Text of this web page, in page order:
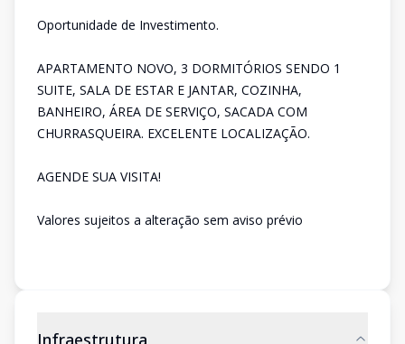
Oportunidade de Investimento.
APARTAMENTO NOVO, 3 DORMITÓRIOS SENDO 1
SUITE, SALA DE ESTAR E JANTAR, COZINHA,
BANHEIRO, ÁREA DE SERVIÇO, SACADA COM
CHURRASQUEIRA. EXCELENTE LOCALIZAÇÃO.
AGENDE SUA VISITA!
Valores sujeitos a alteração sem aviso prévio
Infraestrutura